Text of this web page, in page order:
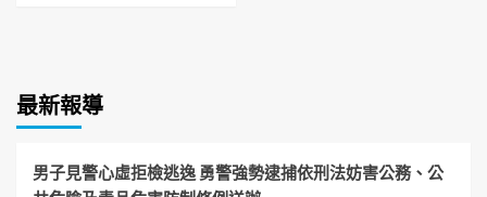
最新報導
男子見警心虛拒檢逃逸 勇警強勢逮捕依刑法妨害公務、公